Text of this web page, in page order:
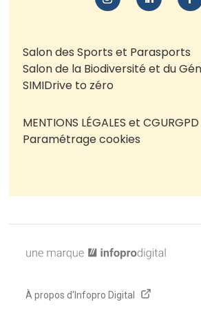
Salon des Sports et Parasports
Salon de la Biodiversité et du
SIMIDrive to zéro
MENTIONS LÉGALES et CGU
Paramétrage cookies